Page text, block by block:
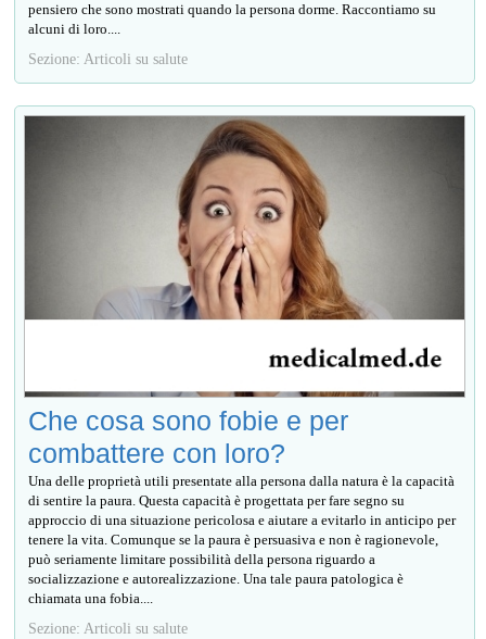
pensiero che sono mostrati quando la persona dorme. Raccontiamo su
alcuni di loro....
Sezione: Articoli su salute
Che cosa sono fobie e per
combattere con loro?
Una delle proprietà utili presentate alla persona dalla natura è la capacità
di sentire la paura. Questa capacità è progettata per fare segno su
approccio di una situazione pericolosa e aiutare a evitarlo in anticipo per
tenere la vita. Comunque se la paura è persuasiva e non è ragionevole,
può seriamente limitare possibilità della persona riguardo a
socializzazione e autorealizzazione. Una tale paura patologica è
chiamata una fobia....
Sezione: Articoli su salute